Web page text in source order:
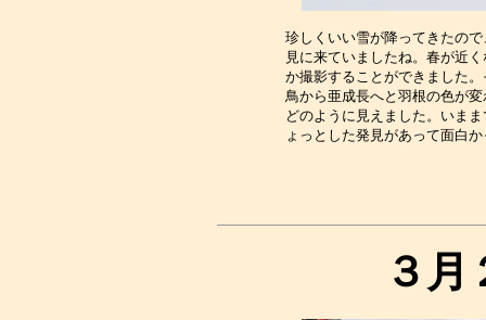
珍しくいい雪が降ってきたの
見に来ていましたね。春が近
か撮影することができました
鳥から亜成長へと羽根の色が
どのように見えました。いま
３月